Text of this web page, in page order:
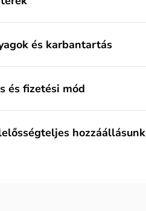
és karbantartás
és fizetési mód
hozzáállásunk